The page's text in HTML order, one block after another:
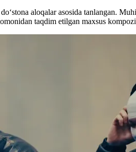
aloqalar asosida tanlangan.
taqdim etilgan maxsus